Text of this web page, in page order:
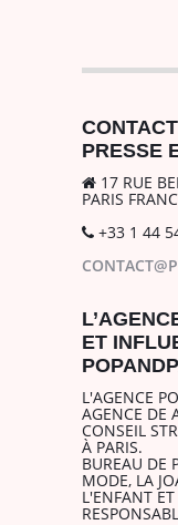
PRESSE
17 RUE
PARIS
+33 1 44
ET
L'AGENCE
AGENCE DE
CONSEIL
À PARIS.
BUREAU DE
MODE, LA
L'ENFANT